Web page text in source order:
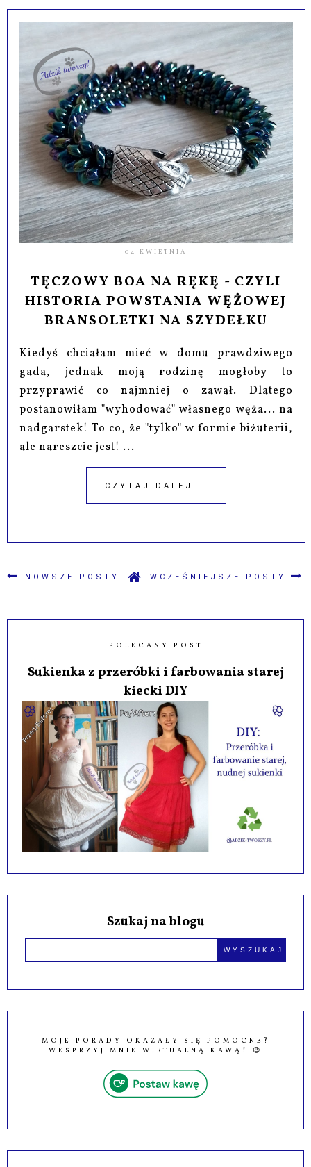
04 KWIETNIA
TĘCZOWY BOA NA RĘKĘ - CZYLI
HISTORIA POWSTANIA WĘŻOWEJ
BRANSOLETKI NA SZYDEŁKU
Kiedyś chciałam mieć w domu prawdziwego
gada, jednak moją rodzinę mogłoby to
przyprawić co najmniej o zawał. Dlatego
postanowiłam "wyhodować" własnego węża... na
nadgarstek! To co, że "tylko" w formie biżuterii,
ale nareszcie jest! ...
CZYTAJ DALEJ...
NOWSZE POSTY WCZEŚNIEJSZE POSTY
POLECANY POST
Sukienka z przeróbki i farbowania starej
kiecki DIY
Szukaj na blogu
MOJE PORADY OKAZAŁY SIĘ POMOCNE?
WESPRZYJ MNIE WIRTUALNĄ KAWĄ! 😉